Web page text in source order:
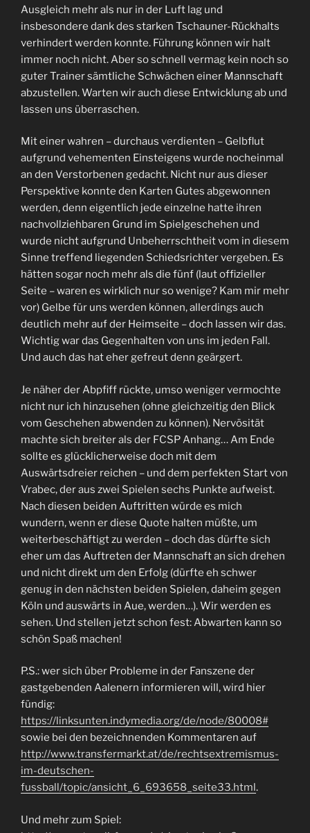
Ausgleich mehr als nur in der Luft lag und
insbesondere dank des starken Tschauner-Rückhalts
verhindert werden konnte. Führung können wir halt
immer noch nicht. Aber so schnell vermag kein noch so
guter Trainer sämtliche Schwächen einer Mannschaft
abzustellen. Warten wir auch diese Entwicklung ab und
lassen uns überraschen.
Mit einer wahren – durchaus verdienten – Gelbflut
aufgrund vehementen Einsteigens wurde nocheinmal
an den Verstorbenen gedacht. Nicht nur aus dieser
Perspektive konnte den Karten Gutes abgewonnen
werden, denn eigentlich jede einzelne hatte ihren
nachvollziehbaren Grund im Spielgeschehen und
wurde nicht aufgrund Unbeherrschtheit vom in diesem
Sinne treffend liegenden Schiedsrichter vergeben. Es
hätten sogar noch mehr als die fünf (laut offizieller
Seite – waren es wirklich nur so wenige? Kam mir mehr
vor) Gelbe für uns werden können, allerdings auch
deutlich mehr auf der Heimseite – doch lassen wir das.
Wichtig war das Gegenhalten von uns im jeden Fall.
Und auch das hat eher gefreut denn geärgert.
Je näher der Abpfiff rückte, umso weniger vermochte
nicht nur ich hinzusehen (ohne gleichzeitig den Blick
vom Geschehen abwenden zu können). Nervösität
machte sich breiter als der FCSP Anhang… Am Ende
sollte es glücklicherweise doch mit dem
Auswärtsdreier reichen – und dem perfekten Start von
Vrabec, der aus zwei Spielen sechs Punkte aufweist.
Nach diesen beiden Auftritten würde es mich
wundern, wenn er diese Quote halten müßte, um
weiterbeschäftigt zu werden – doch das dürfte sich
eher um das Auftreten der Mannschaft an sich drehen
und nicht direkt um den Erfolg (dürfte eh schwer
genug in den nächsten beiden Spielen, daheim gegen
Köln und auswärts in Aue, werden…). Wir werden es
sehen. Und stellen jetzt schon fest: Abwarten kann so
schön Spaß machen!
P.S.: wer sich über Probleme in der Fanszene der
gastgebenden Aalenern informieren will, wird hier
fündig:
https://linksunten.indymedia.org/de/node/80008#
sowie bei den bezeichnenden Kommentaren auf
http://www.transfermarkt.at/de/rechtsextremismus-
im-deutschen-
fussball/topic/ansicht_6_693658_seite33.html.
Und mehr zum Spiel: